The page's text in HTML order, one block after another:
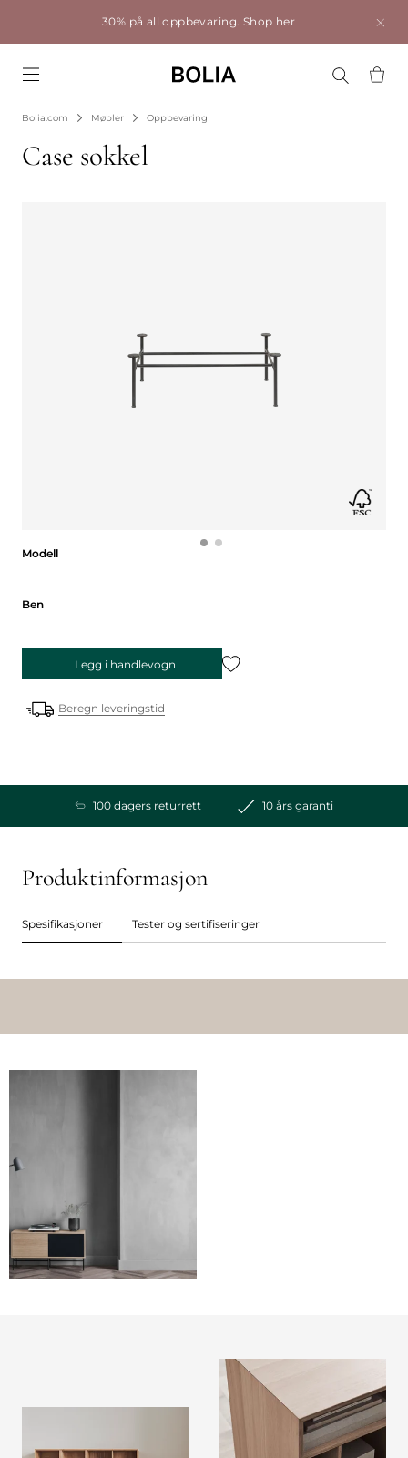
30% på all oppbevaring. Shop her
Bolia.com Møbler Oppbevaring
Case sokkel
Modell
Ben
Legg i handlevogn
Beregn leveringstid
100 dagers returrett 10 års garanti
Produktinformasjon
Spesifikasjoner Tester og sertifiseringer